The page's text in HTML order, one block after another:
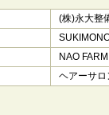
​(株)永大整
NAO
ヘアーサロ